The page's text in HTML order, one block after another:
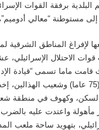
برفقة القوات
إلى مستوطنة “معالي
لإفراغ المناطق الشرقية
الاحتلال الإسرائيلي،
ماما تسمى “قيادة
المواطنين سليمان الهذالين (75
وكهوف في منطقة
مأهولة واعتدت عليه
بتهويد ساحة ملعب